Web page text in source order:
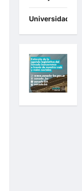
Universidades